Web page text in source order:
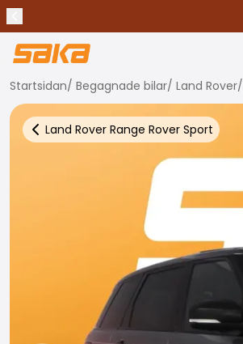
Stoppa meddelanden
✕
Startsidan/ Begagnade bilar/ Land Rover/
Land Rover Range Rover Sport
Tillbaka till fler bilresultat